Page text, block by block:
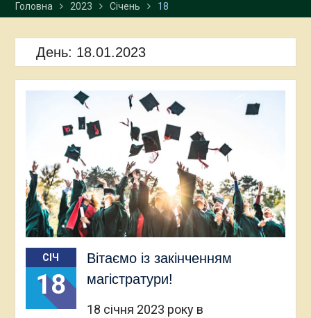
Головна 2023 Січень 18
День: 18.01.2023
СІЧ
18
Вітаємо із закінченням
магістратури!
18 січня 2023 року в